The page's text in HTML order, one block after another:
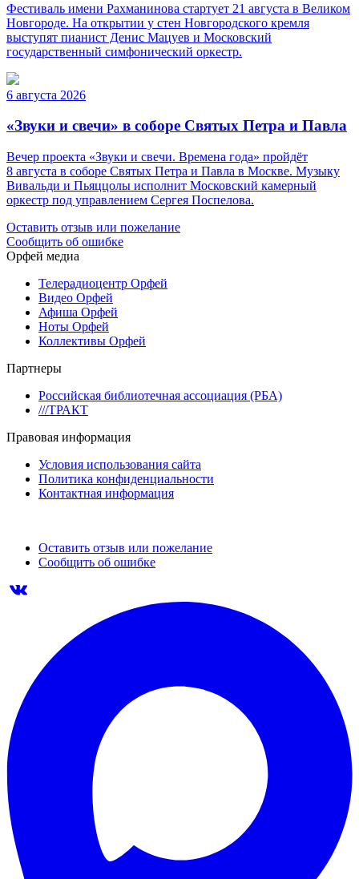
Фестиваль имени Рахманинова стартует 21 августа в Великом
Новгороде. На открытии у стен Новгородского кремля
выступят пианист Денис Мацуев и Московский
государственный симфонический оркестр.
6 августа 2026
«Звуки и свечи» в соборе Святых Петра и Павла
Вечер проекта «Звуки и свечи. Времена года» пройдёт
8 августа в соборе Святых Петра и Павла в Москве. Музыку
Вивальди и Пьяццолы исполнит Московский камерный
оркестр под управлением Сергея Поспелова.
Оставить отзыв или пожелание
Сообщить об ошибке
Орфей медиа
Телерадиоцентр Орфей
Видео Орфей
Афиша Орфей
Ноты Орфей
Коллективы Орфей
Партнеры
Российская библиотечная ассоциация (РБА)
///ТРАКТ
Правовая информация
Условия использования сайта
Политика конфиденциальности
Контактная информация
Оставить отзыв или пожелание
Сообщить об ошибке